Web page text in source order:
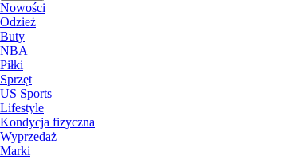
Nowości
Odzież
Buty
NBA
Piłki
Sprzęt
US Sports
Lifestyle
Kondycja fizyczna
Wyprzedaż
Marki